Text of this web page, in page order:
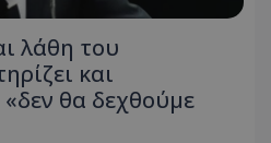
λάθη του
και
«δεν θα δεχθούμε